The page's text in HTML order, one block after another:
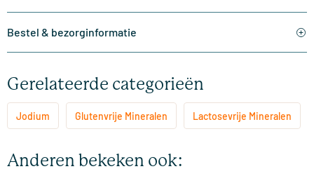
Bestel & bezorginformatie
Gerelateerde categorieën
Jodium Glutenvrije Mineralen Lactosevrije Mineralen
Anderen bekeken ook: